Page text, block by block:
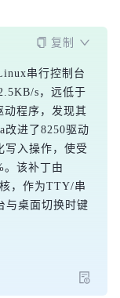
复制
串行控制台
s，远低于
动程序，发现其
改进了8250驱动
写入操作，使受
。该补丁由
，作为TTY/串
与桌面切换时键